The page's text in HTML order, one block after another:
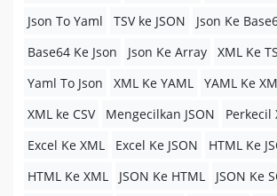
Json To Yaml
TSV ke JSON
Json Ke
Base64 Ke Json
Json Ke Array XML Ke
Yaml To Json
XML Ke YAML YAML Ke
XML ke CSV
Mengecilkan JSON
Perkecil
Excel Ke XML
Excel Ke JSON
HTML Ke
HTML Ke XML
JSON Ke HTML
JSON Ke